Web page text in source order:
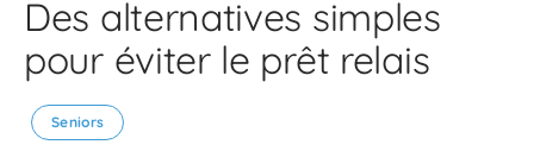
Des alternatives simples
pour éviter le prêt relais
Seniors